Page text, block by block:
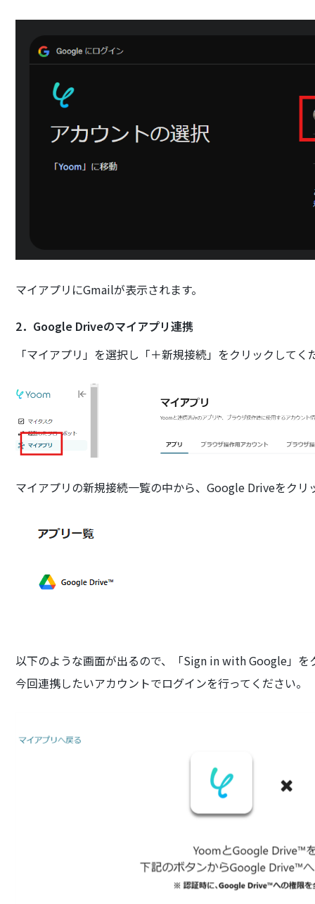
マイアプリにGmailが表示されます。
2．Google Driveのマイアプリ連携
「マイアプリ」を選択し「＋新規接続」をクリックしてく
マイアプリの新規接続一覧の中から、Google Driveをクリ
以下のような画面が出るので、「Sign in with Google」を
今回連携したいアカウントでログインを行ってください。